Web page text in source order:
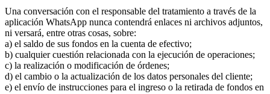
Una conversación con el responsable del tratamiento a través de la
aplicación WhatsApp nunca contendrá enlaces ni archivos adjuntos,
ni versará, entre otras cosas, sobre:
a) el saldo de sus fondos en la cuenta de efectivo;
b) cualquier cuestión relacionada con la ejecución de operaciones;
c) la realización o modificación de órdenes;
d) el cambio o la actualización de los datos personales del cliente;
e) el envío de instrucciones para el ingreso o la retirada de fondos en